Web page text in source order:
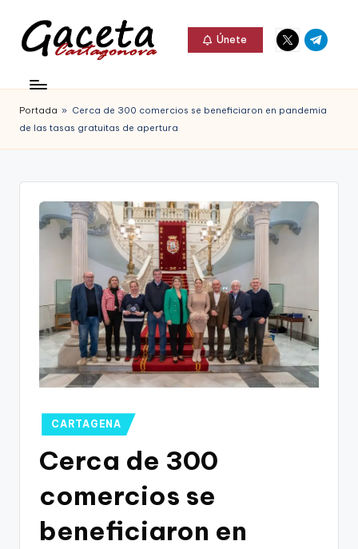
Saltar
contenido
c
e
t
Gaceta
Cartagonova,
La
que
informa
Cartagena,
Cartagena,
Únete
Elemento
del
Elemento
del
Portada » Cerca de 300 comercios se beneficiaron en pandemia
de las tasas gratuitas de apertura
Publicado
en
CARTAGENA
Cerca de 300
comercios se
beneficiaron en